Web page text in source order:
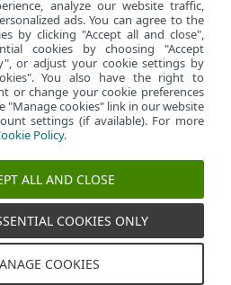
для ПК
s
Управлять файлами
analyze our website traffic,
ads. You can agree to the
by clicking "Accept all and close",
cookies by choosing "Accept
or adjust your cookie settings by
You also have the right to
or change your cookie preferences
"Manage cookies" link in our website
settings (if available). For more
Policy.
ALL AND CLOSE
COOKIES ONLY
COOKIES